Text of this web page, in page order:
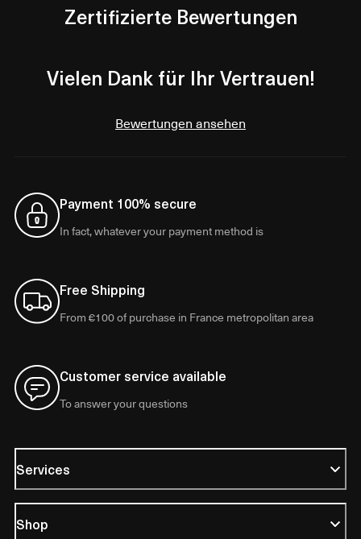
Zertifizierte Bewertungen
Vielen Dank für Ihr Vertrauen!
Bewertungen ansehen
Payment 100% secure
In fact, whatever your payment method is
Free Shipping
From €100 of purchase in France metropolitan area
Customer service available
To answer your questions
Services
Shop